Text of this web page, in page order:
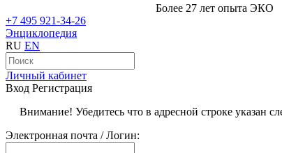
Более 27 лет опыта ЭКО
+7 495 921-34-26
Энциклопедия
RU EN
Личный кабинет
Вход Регистрация
Внимание! Убедитесь что в адресной строке указан
Электронная почта / Логин: